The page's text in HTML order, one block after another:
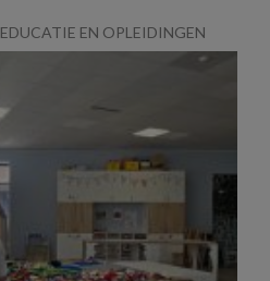
EDUCATIE EN OPLEIDINGEN